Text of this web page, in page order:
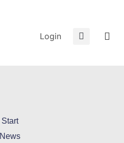
Login
Start
News